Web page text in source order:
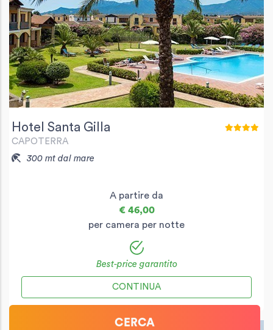
Hotel Santa Gilla
CAPOTERRA
300 mt dal mare
A partire da
€ 46,00
per camera per notte
Best-price garantito
CONTINUA
CERCA